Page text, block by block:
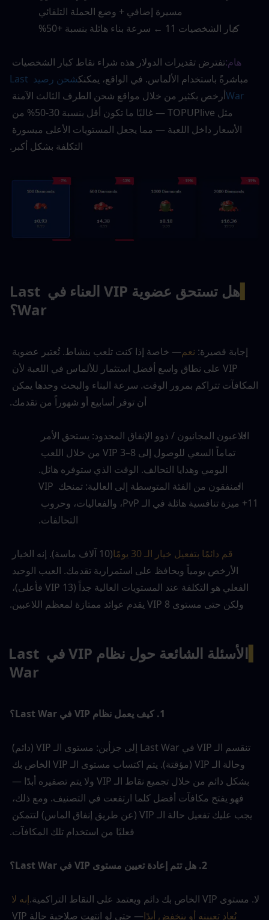
مسيرة إضافي + وضع الحملة التلقائي
كبار الشخصيات 11 ← سرعة بناء هائلة بنسبة +50%
هام:
مباشرةً باستخدام الألماس. في الواقع، يمكنك
شحن رصيد Last
War
التكلفة بشكل أكبر.
هل تستحق عضوية VIP العناء في Last
War؟
إجابة قصيرة: نعم
أن توفر أسابيع أو شهوراً من تقدمك.
اليومي وهدايا التحالف. الوقت الذي ستوفره هائل.
المنفقون من الفئة المتوسطة إلى العالية: تمنحك VIP
التحالفات.
قم دائمًا بتفعيل خيار الـ 30 يومًا
ولكن حتى مستوى VIP 8 يقدم عوائد ممتازة لمعظم اللاعبين.
الأسئلة الشائعة حول نظام VIP في Last
War
1. كيف يعمل نظام VIP في Last War؟
فعليًا من استخدام تلك المكافآت.
2. هل تتم إعادة تعيين مستوى VIP في Last War؟
لا. مستوى VIP الخاص بك دائم ويعتمد على النقاط التراكمية.
يُعاد تعيينه أو ينخفض أبدًا